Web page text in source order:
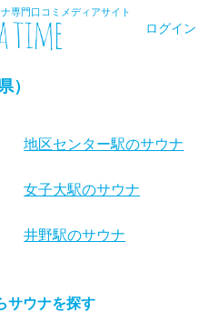
専門口コミメディアサイト
ログイン
）
地区センター駅のサウナ
女子大駅のサウナ
井野駅のサウナ
サウナを探す